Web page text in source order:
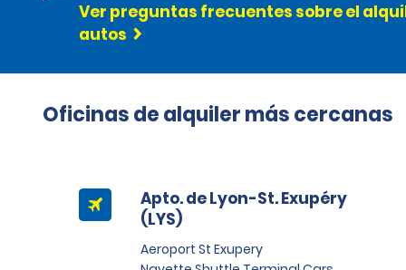
Ver preguntas frecuentes sobre el
autos
Oficinas de alquiler más cercanas
Apto. de Lyon-St. Exupéry
(LYS)
Aeroport St Exupery